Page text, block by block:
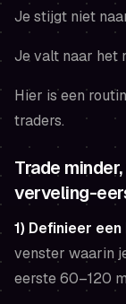
Je stijgt niet
Je valt naar het
Hier is een
traders.
Trade
verveling-
1) Definieer
venster waarin
eerste 60–120